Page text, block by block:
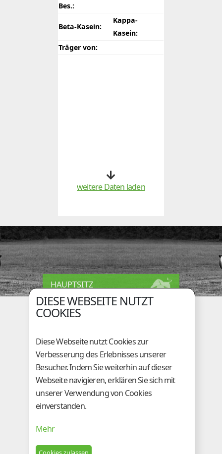
DIESE WEBSEITE NUTZT
COOKIES
Diese Webseite nutzt Cookies zur
Verbesserung des Erlebnisses unserer
Besucher. Indem Sie weiterhin auf dieser
Webseite navigieren, erklären Sie sich mit
unserer Verwendung von Cookies
einverstanden.
Mehr
Bes.:
Beta-Kasein:
Kappa-
Kasein:
Träger von:
weitere Daten laden
HAUPTSITZ
Holzingerberg 1
A-3254 Bergland
+43 (0)50 / 259 - 49000
be@genostar.at
GESCHÄFTSSTELLE
Am Tieberhof 6
+43 (0)3112 / 5924